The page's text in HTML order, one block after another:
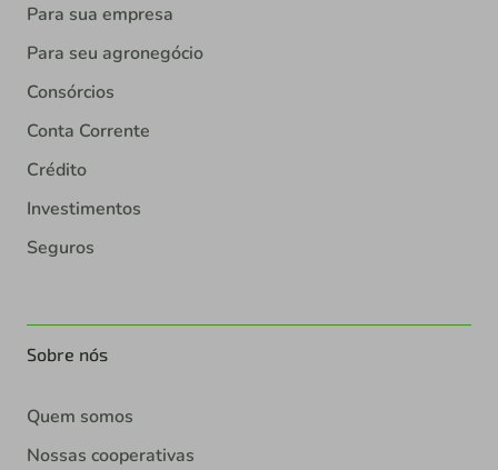
Para sua empresa
Para seu agronegócio
Consórcios
Conta Corrente
Crédito
Investimentos
Seguros
Sobre nós
Quem somos
Nossas cooperativas